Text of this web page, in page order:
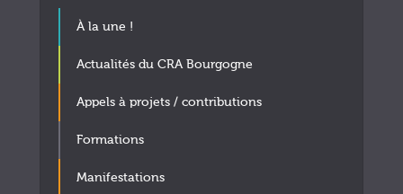
À la une !
Actualités du CRA Bourgogne
Appels à projets / contributions
Formations
Manifestations